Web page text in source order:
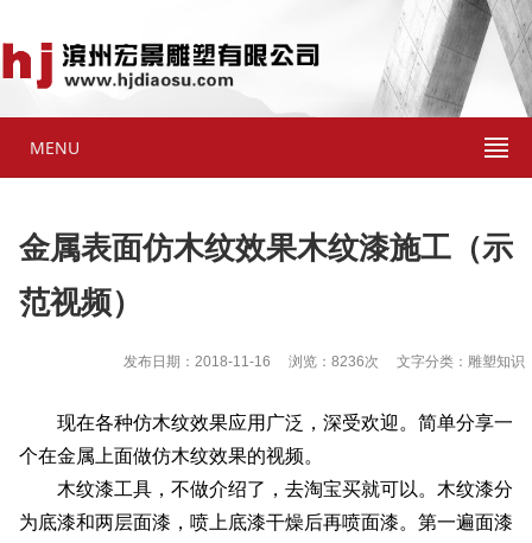
MENU
金属表面仿木纹效果木纹漆施工（示
范视频）
发布日期：2018-11-16 浏览：8236次 文字分类：雕塑知识
现在各种仿木纹效果应用广泛，深受欢迎。简单分享一
个在金属上面做仿木纹效果的视频。
木纹漆工具，不做介绍了，去淘宝买就可以。木纹漆分
为底漆和两层面漆，喷上底漆干燥后再喷面漆。第一遍面漆